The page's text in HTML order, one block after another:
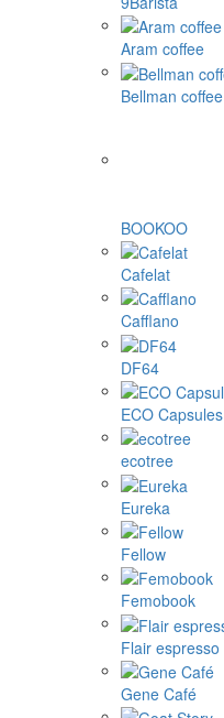
Aram coffee
Bellman coffee
BOOKOO
Cafelat
Cafflano
DF64
ECO Capsules
ecotree
Eureka
Fellow
Femobook
Flair espresso
Gene Café